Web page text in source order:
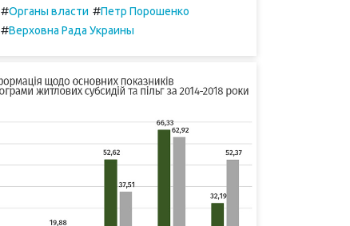
#Органы власти #Петр Порошенко
#Верховна Рада Украины